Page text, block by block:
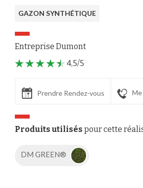
GAZON SYNTHÉTIQUE
Entreprise Dumont
4,5/5
Prendre Rendez-vous
Produits utilisés pour cette
DM GREEN®